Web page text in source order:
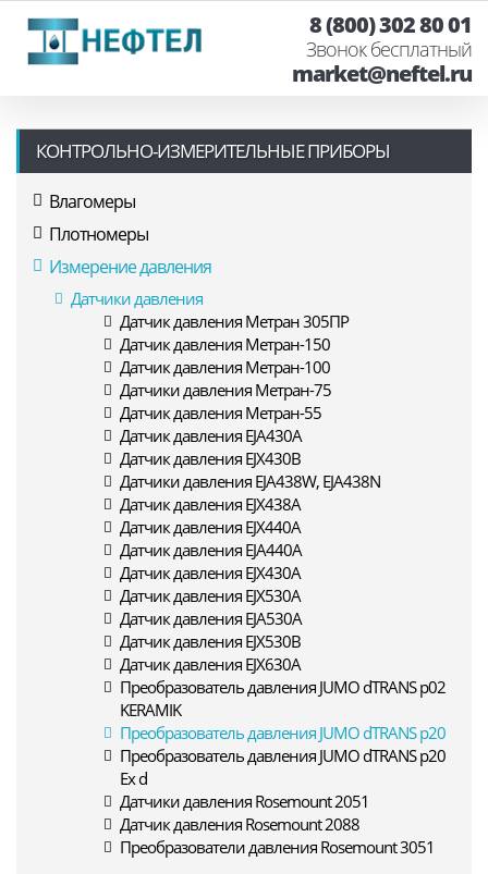
8 (800) 302 80 01
Звонок бесплатный
market@neftel.ru
КОНТРОЛЬНО-ИЗМЕРИТЕЛЬНЫЕ ПРИБОРЫ
Влагомеры
Плотномеры
Измерение давления
Датчики давления
Датчик давления Метран 305ПР
Датчик давления Метран-150
Датчик давления Метран-100
Датчики давления Метран-75
Датчик давления Метран-55
Датчик давления EJA430A
Датчик давления EJX430B
Датчики давления EJA438W, EJA438N
Датчик давления EJX438A
Датчик давления EJX440A
Датчик давления EJA440A
Датчик давления EJX430A
Датчик давления EJX530A
Датчик давления EJA530A
Датчик давления EJX530B
Датчик давления EJX630A
Преобразователь давления JUMO dTRANS p02
KERAMIK
Преобразователь давления JUMO dTRANS p20
Преобразователь давления JUMO dTRANS p20
Ex d
Датчики давления Rosemount 2051
Датчик давления Rosemount 2088
Преобразователи давления Rosemount 3051